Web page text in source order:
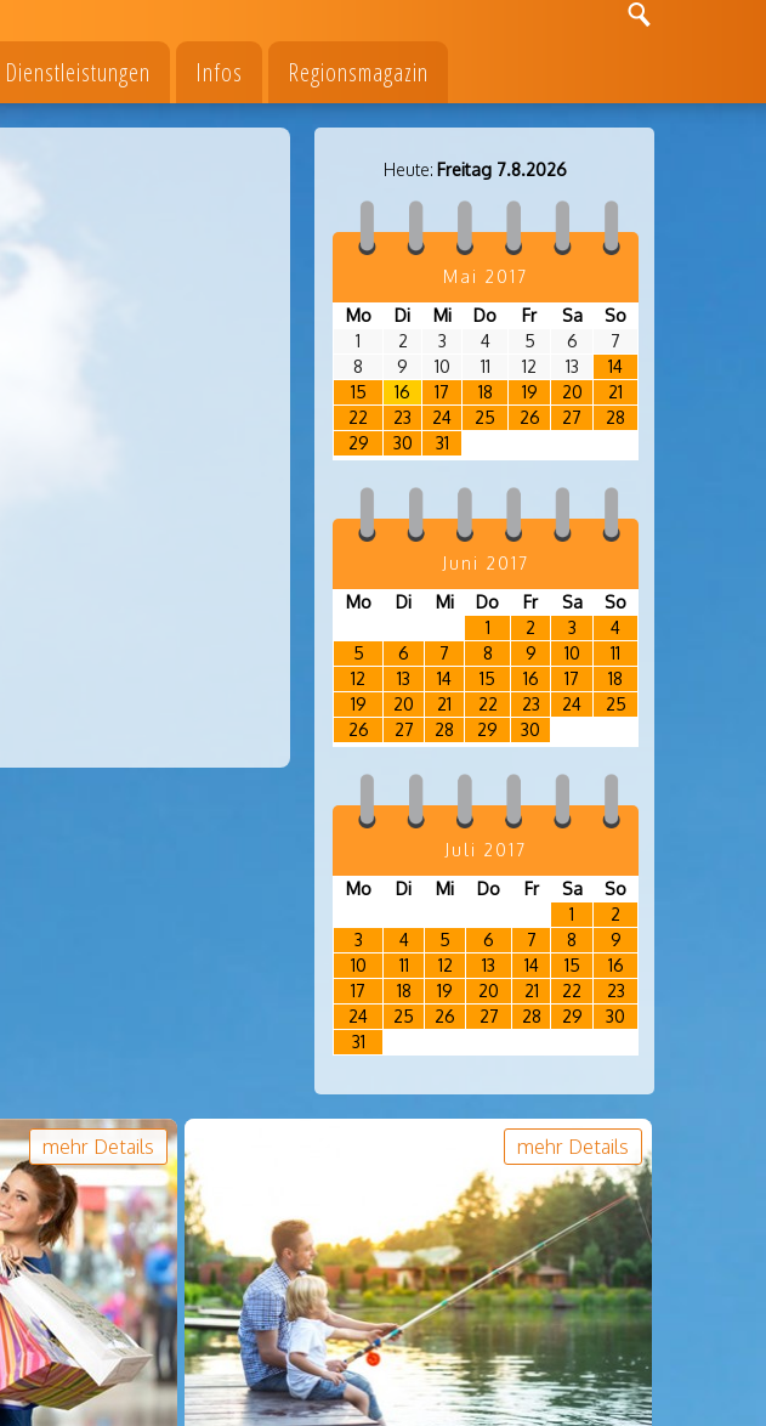
Dienstleistungen Infos Regionsmagazin
Heute: Freitag 7.8.2026
Mai 2017
Mo
Di Mi Do Fr Sa
So
1
2 3 4 5 6
7
8
9 10 11 12 13
14
15
16 17 18 19 20
21
22
23 24 25 26 27
28
29
30 31
Juni 2017
Mo
Di Mi Do Fr Sa
So
1
2 3
4
5
6 7 8 9 10
11
12
13 14 15 16 17
18
19
20 21 22 23 24
25
26
27 28 29 30
Juli 2017
Mo
Di Mi Do Fr Sa
So
1
2
3
4 5 6 7 8
9
10
11 12 13 14 15
16
17
18 19 20 21 22
23
24
25 26 27 28 29
30
31
mehr Details mehr Details